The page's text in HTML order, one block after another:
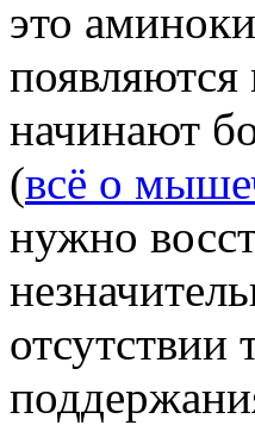
это
начинают
(всё о
нужно